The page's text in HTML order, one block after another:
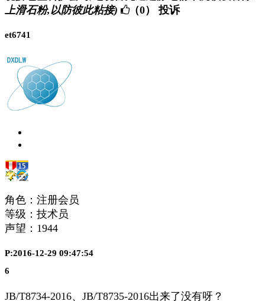
上滑石粉,以防彼此粘接)
（0） 投诉
et6741
角色：注册会员
等级：技术员
声望： 1944
P:2016-12-29 09:47:54
6
JB/T8734-2016、JB/T8735-2016出来了没有呀？